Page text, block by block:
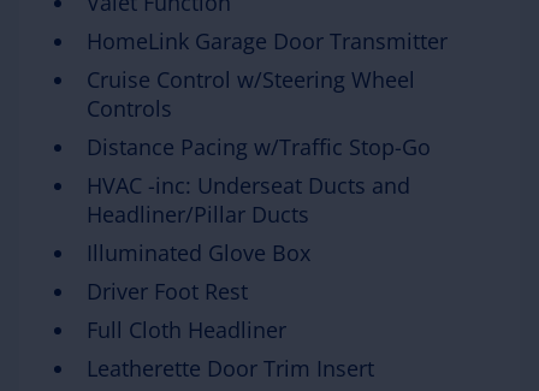
HomeLink Garage Door Transmitter
Cruise Control w/Steering Wheel
Controls
Distance Pacing w/Traffic Stop-Go
HVAC -inc: Underseat Ducts and
Headliner/Pillar Ducts
Illuminated Glove Box
Driver Foot Rest
Full Cloth Headliner
Leatherette Door Trim Insert